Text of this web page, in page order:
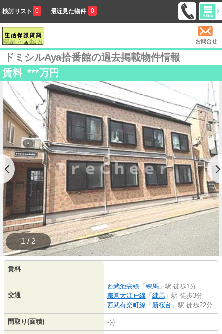
検討リスト 0 最近見た物件 0
お問合せ
ドミシルAya拾番館の過去掲載物件情報
賃料 ***万円
1 / 2
賃料 -
交通
西武池袋線 「 練馬 」駅 徒歩1分
都営大江戸線 「 練馬 」駅 徒歩3分
西武有楽町線 「 新桜台 」駅 徒歩22分
間取り(面積) -(-)